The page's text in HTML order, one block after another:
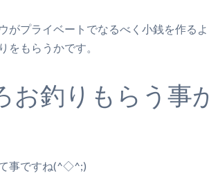
がプライベートでなるべく小銭を作る
をもらうかです。
お釣りもらう事
事ですね(^◇^;)